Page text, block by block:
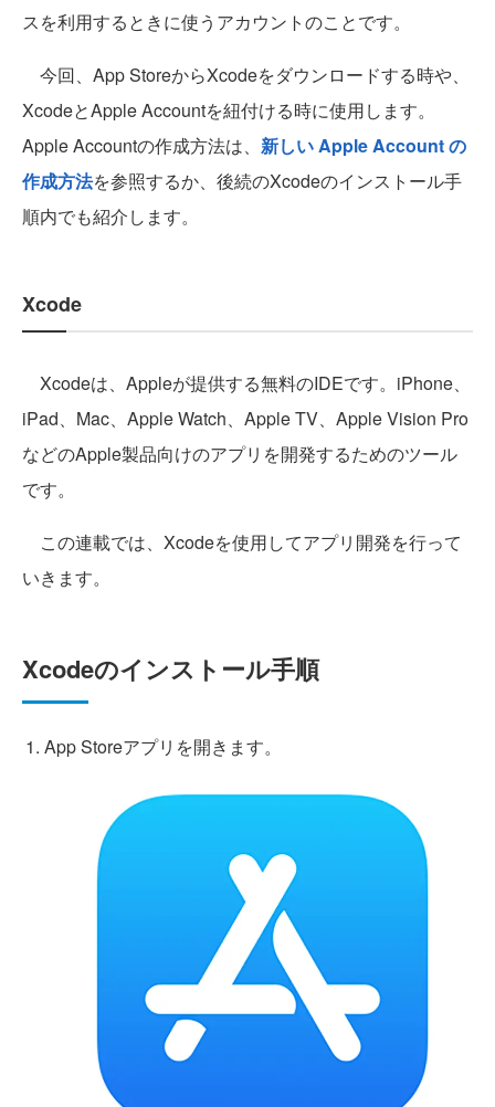
スを利用するときに使うアカウントのことです。
今回、App StoreからXcodeをダウンロードする時や、
XcodeとApple Accountを紐付ける時に使用します。
Apple Accountの作成方法は、 新しい Apple Account の
作成方法を参照するか、後続のXcodeのインストール手
順内でも紹介します。
Xcode
Xcodeは、Appleが提供する無料のIDEです。iPhone、
iPad、Mac、Apple Watch、Apple TV、Apple Vision Pro
などのApple製品向けのアプリを開発するためのツール
です。
この連載では、Xcodeを使用してアプリ開発を行って
いきます。
Xcodeのインストール手順
App Storeアプリを開きます。